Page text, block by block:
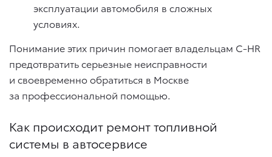
эксплуатации автомобиля в сложных
условиях.
Понимание этих причин помогает владельцам C-HR
предотвратить серьезные неисправности
и своевременно обратиться в Москве
за профессиональной помощью.
Как происходит ремонт топливной
системы в автосервисе